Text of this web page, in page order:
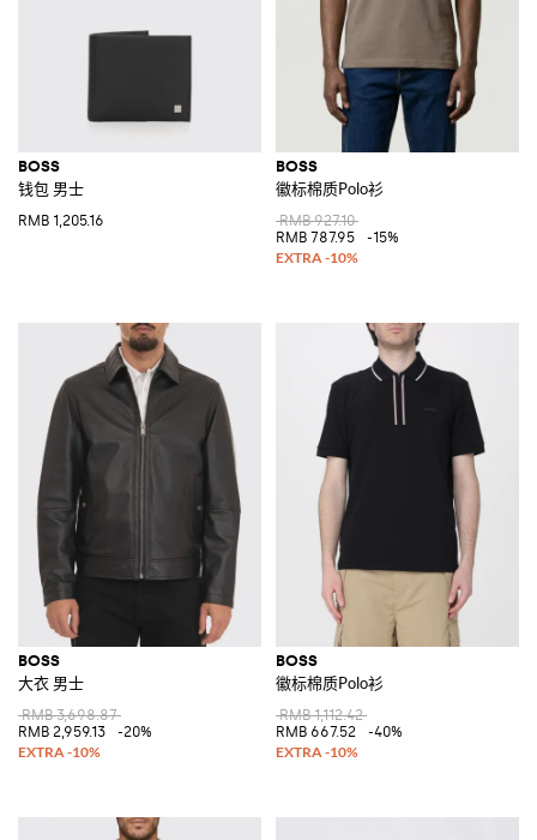
BOSS
钱包 男士
RMB 1,205.16
BOSS
徽标棉质Polo衫
RMB 927.10
RMB 787.95
-15%
BOSS
大衣 男士
RMB 3,698.87
RMB 2,959.13
-20%
BOSS
徽标棉质Polo衫
RMB 1,112.42
RMB 667.52
-40%